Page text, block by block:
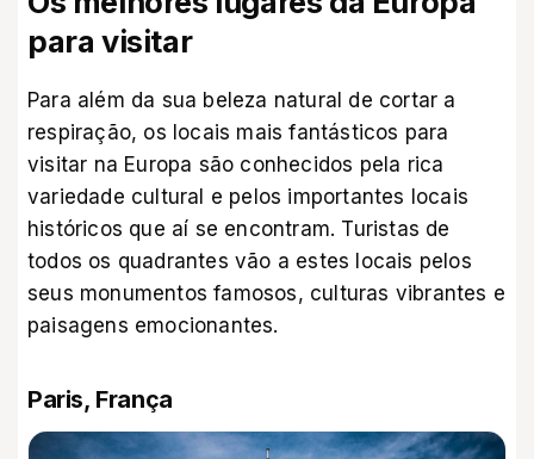
para visitar
Para além da sua beleza natural de cortar a
respiração, os locais mais fantásticos para
visitar na Europa são conhecidos pela rica
variedade cultural e pelos importantes locais
históricos que aí se encontram. Turistas de
todos os quadrantes vão a estes locais pelos
seus monumentos famosos, culturas vibrantes e
paisagens emocionantes.
Paris, França